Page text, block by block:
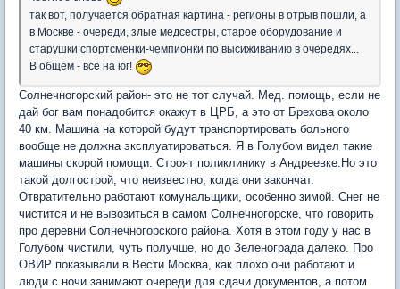
так вот, получается обратная картина - регионы в отрыв пошли, а
в Москве - очереди, злые медсестры, старое оборудование и
старушки спортсменки-чемпионки по высиживанию в очередях...
В общем - все на юг!
Солнечногорский район- это не тот случай. Мед. помощь, если не
дай бог вам понадобится окажут в ЦРБ, а это от Брехова около
40 км. Машина на которой будут транспортировать больного
вообще не должна эксплуатироваться. Я в Голубом видел такие
машины скорой помощи. Строят поликлинику в Андреевке.Но это
такой долгострой, что неизвестно, когда они закончат.
Отвратительно работают комунальщики, особенно зимой. Снег не
чистится и не вывозиться в самом Солнечногорске, что говорить
про деревни Солнечногорского района. Хотя в этом году у нас в
Голубом чистили, чуть получше, но до Зеленограда далеко. Про
ОВИР показывали в Вести Москва, как плохо они работают и
люди с ночи занимают очереди для сдачи документов, а потом